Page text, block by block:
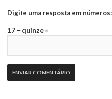
Digite uma resposta em números:
17 − quinze =